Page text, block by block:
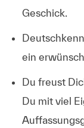
Geschick.
ein
Du freust
Du mit viel